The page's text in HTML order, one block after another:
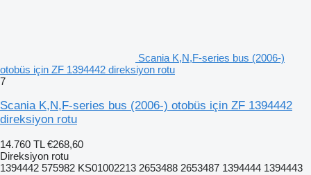
Scania K,N,F-series bus (2006-)
otobüs için ZF 1394442 direksiyon rotu
7
Scania K,N,F-series bus (2006-) otobüs için ZF 1394442
direksiyon rotu
14.760 TL €268,60
Direksiyon rotu
1394442 575982 KS01002213 2653488 2653487 1394444 1394443